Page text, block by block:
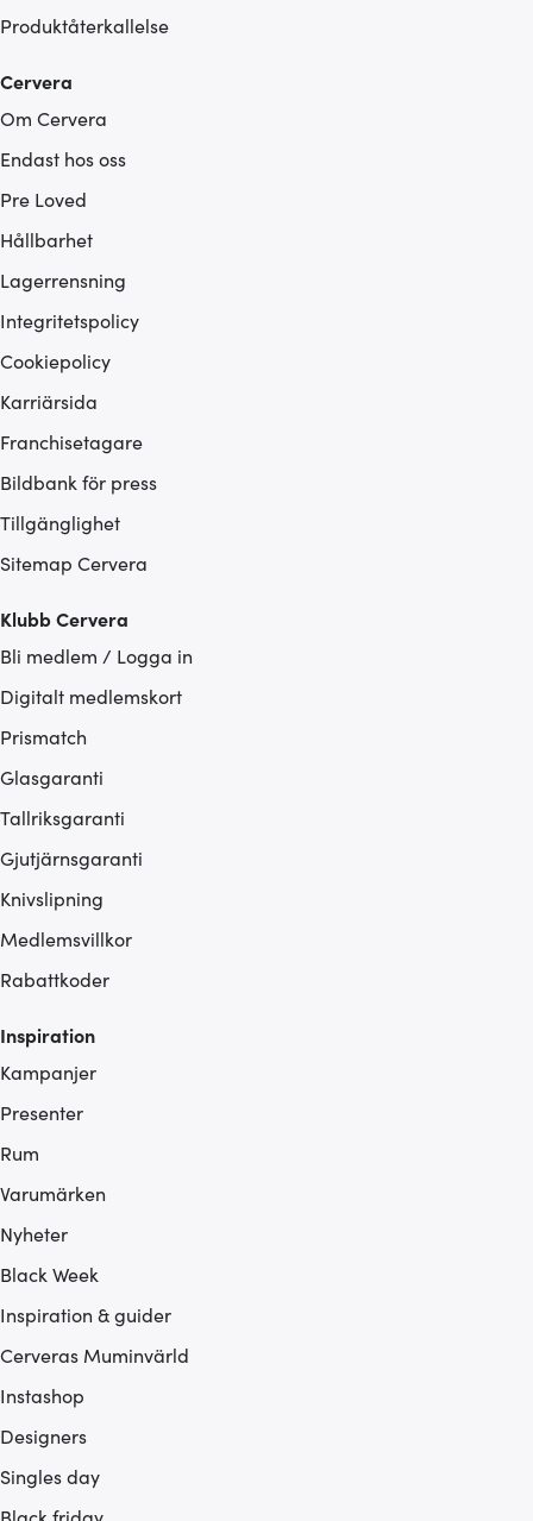
Produktåterkallelse
Cervera
Om Cervera
Endast hos oss
Pre Loved
Hållbarhet
Lagerrensning
Integritetspolicy
Cookiepolicy
Karriärsida
Franchisetagare
Bildbank för press
Tillgänglighet
Sitemap Cervera
Klubb Cervera
Bli medlem / Logga in
Digitalt medlemskort
Prismatch
Glasgaranti
Tallriksgaranti
Gjutjärnsgaranti
Knivslipning
Medlemsvillkor
Rabattkoder
Inspiration
Kampanjer
Presenter
Rum
Varumärken
Nyheter
Black Week
Inspiration & guider
Cerveras Muminvärld
Instashop
Designers
Singles day